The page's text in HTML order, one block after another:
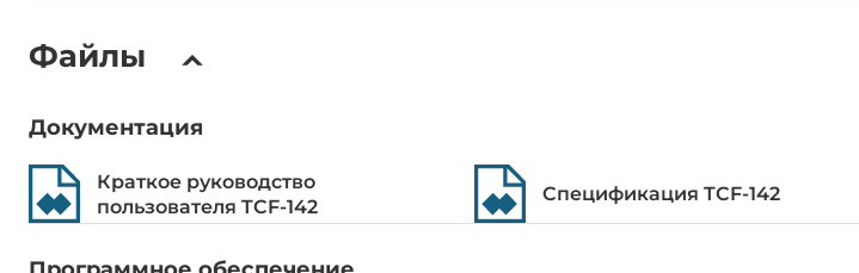
Требования по питанию
Эксплуатационные характеристики
Температура эксплуатации -40..75 °C
Файлы
Документация
Краткое руководство
пользователя TCF-142
Cпецификация TCF-142